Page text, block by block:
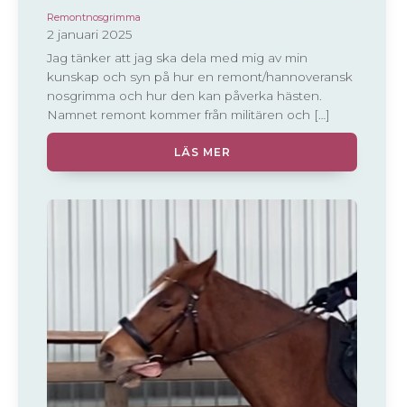
Remontnosgrimma
2 januari 2025
Jag tänker att jag ska dela med mig av min
kunskap och syn på hur en remont/hannoveransk
nosgrimma och hur den kan påverka hästen.
Namnet remont kommer från militären och […]
LÄS MER